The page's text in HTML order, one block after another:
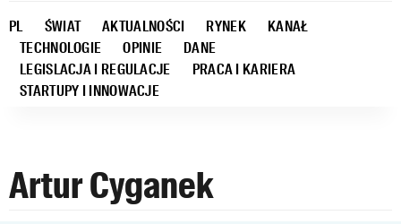
PL ŚWIAT AKTUALNOŚCI RYNEK
KANAŁ
TECHNOLOGIE
OPINIE
DANE
LEGISLACJA I REGULACJE
PRACA I KARIERA
STARTUPY I INNOWACJE
Artur Cyganek